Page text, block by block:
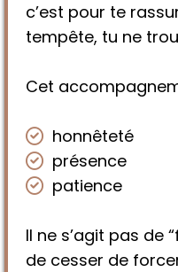
c’est pour te
tempête, tu ne
Cet
honnêteté
présence
patience
Il ne s’agit pas de
de cesser de